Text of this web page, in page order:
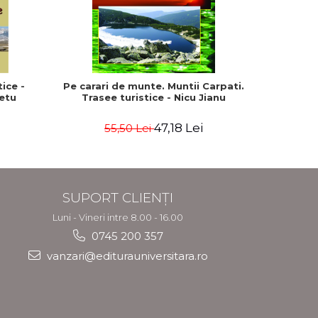
-
Pe carari de munte. Muntii Carpati.
Trasee turistice - Nicu Jianu
55,50 Lei47,18 Lei
SUPORT CLIENȚI
Luni - Vineri intre 8.00 - 16.00
0745 200 357
vanzari@editurauniversitara.ro